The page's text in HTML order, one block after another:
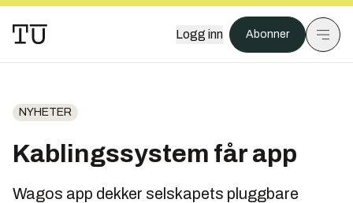
Logg inn Abonner
NYHETER
Kablingssystem får app
Wagos app dekker selskapets pluggbare